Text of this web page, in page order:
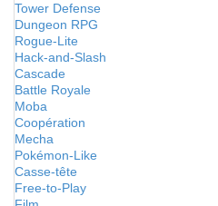
Tower Defense
Dungeon RPG
Rogue-Lite
Hack-and-Slash
Cascade
Battle Royale
Moba
Coopération
Mecha
Pokémon-Like
Casse-tête
Free-to-Play